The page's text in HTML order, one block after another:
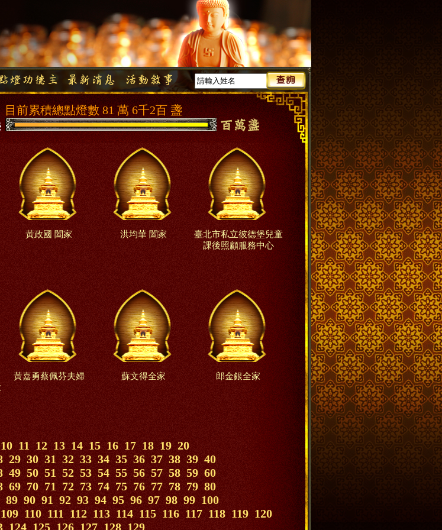
目前累積總點燈數 81 萬 6千2百 盞
黃政國 闔家 洪均華 闔家
臺北市私立彼德堡兒童
課後照顧服務中心
黃嘉勇蔡佩芬夫婦 蘇文得全家 郎金銀全家
10 11 12 13 14 15 16 17 18 19 20
29 30 31 32 33 34 35 36 37 38 39 40
49 50 51 52 53 54 55 56 57 58 59 60
69 70 71 72 73 74 75 76 77 78 79 80
89 90 91 92 93 94 95 96 97 98 99 100
109 110 111 112 113 114 115 116 117 118 119 120
124 125 126 127 128 129